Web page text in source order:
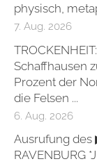
physisch,
7. Aug. 2026
Schaffhausen
Prozent der
die Felsen ...
6. Aug. 2026
Ausrufung des
RAVENBURG